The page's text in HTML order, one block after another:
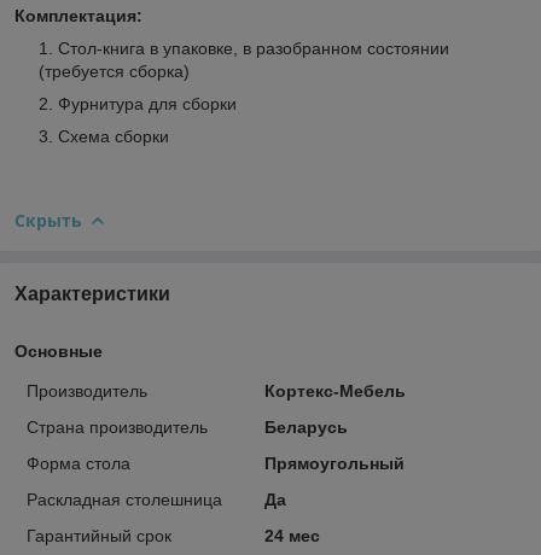
Комплектация:
Стол-книга в упаковке, в разобранном состоянии
(требуется сборка)
Фурнитура для сборки
Схема сборки
Скрыть
Характеристики
Основные
Производитель
Кортекс-Мебель
Страна производитель
Беларусь
Форма стола
Прямоугольный
Раскладная столешница
Да
Гарантийный срок
24 мес